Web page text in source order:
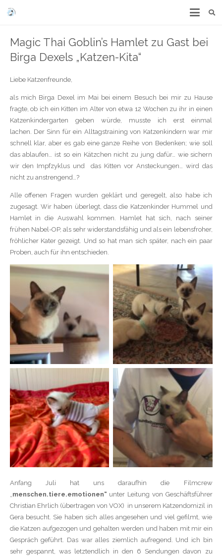
Magic Thai Goblin’s Hamlet zu Gast bei
Birga Dexels „Katzen-Kita“
Liebe Katzenfreunde,
als mich Birga Dexel im Mai bei einem Besuch bei mir zu Hause
fragte, ob ich ein Kitten im Alter von etwa 12 Wochen zu ihr in einen
Katzenkindergarten geben würde, musste ich erst einmal
lachen. Der Sinn für ein Alltagstraining von Katzenkindern war mir
schnell klar, aber es gab eine ganze Reihe von Bedenken; wie soll
das ablaufen… ist so ein Kätzchen nicht zu jung dafür… wie sichern
wir den Impfzyklus und
das Kitten vor Ansteckungen… wird das
nicht zu anstrengend…?
Alle offenen Fragen wurden geklärt und geregelt, also habe ich
zugesagt. Wir haben überlegt, dass die Katzenkinder Hummel und
Hamlet in die Auswahl kommen.
Hamlet hat sich, nach seiner
frühen Nabel-OP, als sehr widerstandsfähig und als ein lebensfroher,
fröhlicher Kater gezeigt. Und so hat man sich später, nach ein paar
Proben, auch für ihn entschieden.
Anfang Juli hat uns daraufhin die Filmcrew
menschen.tiere.emotionen“ unter Leitung von Geschäftsführer
Christian Ehrlich (übertragen von VOX) in unserem Katzendomizil in
Gera besucht. Sie haben sich alles angesehen und viel gefilmt, wie
die Katzen aufgezogen und gehalten werden und haben mit mir ein
Gespräch geführt. Das war alles ziemlich aufregend. Und ich bin
sehr gespannt, was letztendlich in den 6 Sendungen davon zu